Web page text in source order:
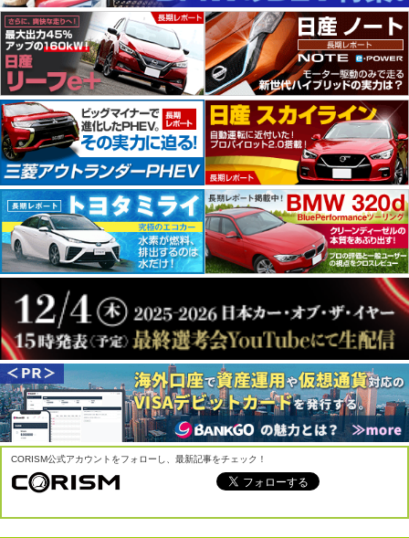
CORISM公式アカウントをフォローし、最新記事をチェック！